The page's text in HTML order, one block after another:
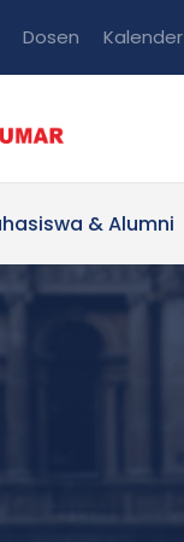
Dosen Kalender
& Alumni